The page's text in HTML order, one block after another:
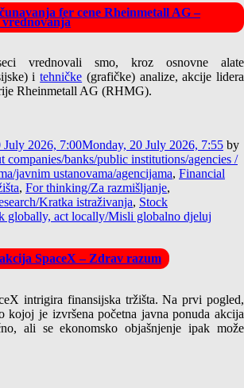
fer cene Rheinmetall AG –
vrednovali smo, kroz osnovne alate
itehničke (grafičke) analize, akcije lidera
Rheinmetall AG (RHMG).
July 2026, 7:00Monday, 20 July 2026, 7:55 by
companies/banks/public institutions/agencies /
javnim ustanovama/agencijama, Financial
, For thinking/Za razmišljanje,
Kratka istraživanja, Stock
globally, act locally/Misli globalno djeluj
SpaceX – Zdrav razum
intrigira finansijska tržišta. Na prvi pogled,
kojoj je izvršena početna javna ponuda akcija
ali se ekonomsko objašnjenje ipak može